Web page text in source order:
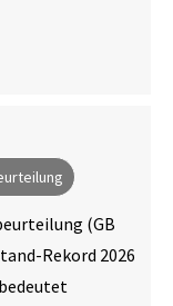
(GB
Rekord 2026